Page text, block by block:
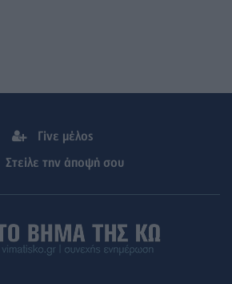
Γίνε μέλος
Στείλε την άποψή σου